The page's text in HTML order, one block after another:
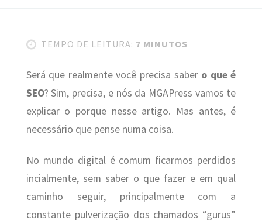
TEMPO DE LEITURA: 7 MINUTOS
Será que realmente você precisa saber o que é
SEO? Sim, precisa, e nós da MGAPress vamos te
explicar o porque nesse artigo. Mas antes, é
necessário que pense numa coisa.
No mundo digital é comum ficarmos perdidos
incialmente, sem saber o que fazer e em qual
caminho seguir, principalmente com a
constante pulverização dos chamados “gurus”